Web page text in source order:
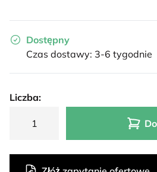
Dostępny
Czas dostawy: 3-6 tygodnie
Liczba: